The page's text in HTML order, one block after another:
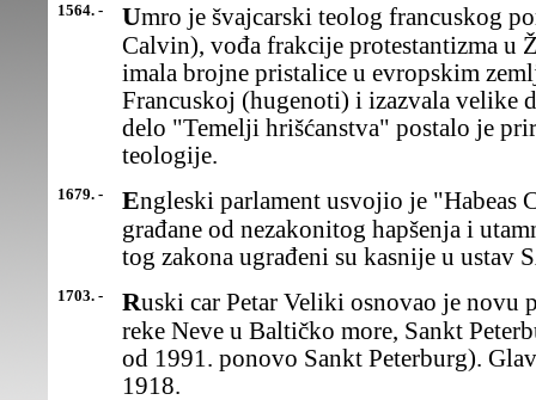
1564. - Umro je švajcarski teolog francuskog porekla Žan Kalvin (Jean
Calvin), vođa frakcije protestantizma u
imala brojne pristalice u evropskim
Francuskoj (hugenoti) i izazvala velike
delo "Temelji hrišćanstva" postalo je
teologije.
1679. - Engleski parlament usvojio je "Habeas Corpus Act", zakon koji štiti
građane od nezakonitog hapšenja i
tog zakona ugrađeni su kasnije u ustav
1703. - Ruski car Petar Veliki osnovao je novu prestonicu Rusije na ušću
reke Neve u Baltičko more, Sankt
od 1991. ponovo Sankt Peterburg).
1918.